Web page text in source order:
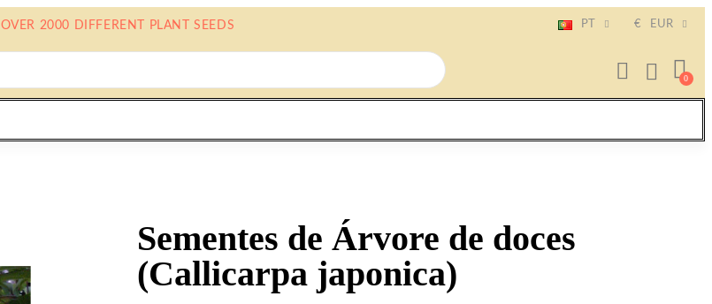
OVER 2000 DIFFERENT PLANT SEEDS PT € EUR
Sementes de Árvore de doces
(Callicarpa japonica)